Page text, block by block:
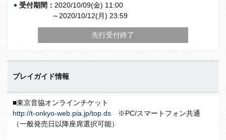
受付期間： 2020/10/09(金) 11:00
～2020/10/12(月) 23:59
先行受付終了
プレイガイド情報
■東京音協オンラインチケット
http://t-onkyo-web.pia.jp/top.ds ※PC/スマートフォン共通
（一般発売日以降座席選択可能）